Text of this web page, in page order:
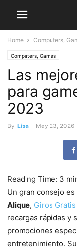
Home Computers,
Computers, Games
Las
para
2023
By Lisa - May 23, 2026
Reading Time: 3
Un gran consejo
Alique, Giros
recargas rápidas y
promociones
entretenimiento.